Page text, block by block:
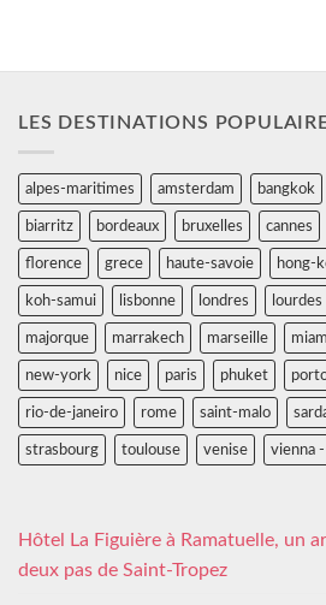
LES DESTINATIONS
alpes-maritimes amsterdam bangkok
biarritz bordeaux bruxelles cannes
florence grece haute-savoie hong-
koh-samui lisbonne londres lourdes
majorque marrakech marseille
new-york nice paris phuket
rio-de-janeiro rome saint-malo
strasbourg toulouse venise vienna
Hôtel La Figuière à Ramatuelle, un
deux pas de Saint-Tropez